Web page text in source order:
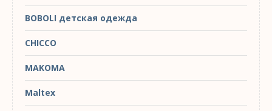
BOBOLI детская одежда
CHICCO
MAKOMA
Maltex